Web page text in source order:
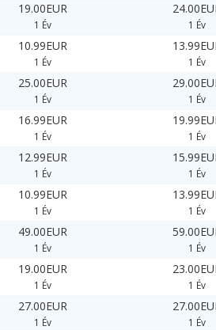
19.00EUR
1 Év 1 Év
10.99EUR
1 Év 1 Év
25.00EUR
1 Év 1 Év
16.99EUR
1 Év 1 Év
12.99EUR
1 Év 1 Év
10.99EUR
1 Év 1 Év
49.00EUR
1 Év 1 Év
19.00EUR
1 Év 1 Év
27.00EUR
1 Év 1 Év